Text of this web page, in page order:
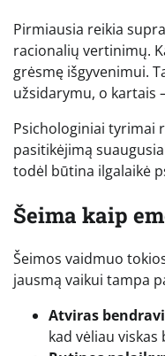
Pirmiausia reikia
racionalių vertinimų.
grėsmę išgyvenimui.
užsidarymu, o kartais
Psichologiniai tyrimai
pasitikėjimą
todėl būtina ilgalaikė
Šeima kaip
Šeimos vaidmuo
jausmą vaikui tampa
Atviras
kad vėliau